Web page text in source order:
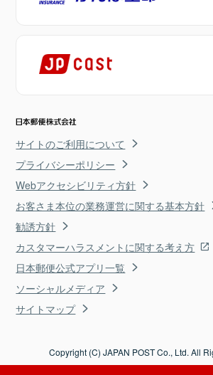
サイトのご利用について
プライバシーポリシー
Webアクセシビリティ方針
お客さま本位の業務運営に関する基本方針
勧誘方針
カスタマーハラスメントに関する考え方
日本郵便公式アプリ一覧
ソーシャルメディア
サイトマップ
Copyright (C) JAPAN POST Co., Ltd. All